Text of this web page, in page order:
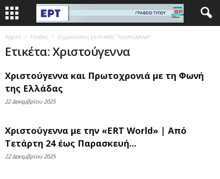
Αρχική Ετικέτες Δημοσιεύσεις με ετικέτες "Χριστούγεννα"
Ετικέτα: Χριστούγεννα
Χριστούγεννα και Πρωτοχρονιά με τη Φωνή
της Ελλάδας
22 Δεκεμβρίου 2025
Χριστούγεννα με την «ERT World» | Από
Τετάρτη 24 έως Παρασκευή...
22 Δεκεμβρίου 2025